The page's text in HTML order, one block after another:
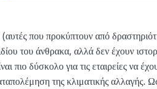
που προκύπτουν από
του άνθρακα, αλλά δεν έχουν
πιο δύσκολο για τις εταιρείες να
της κλιματικής